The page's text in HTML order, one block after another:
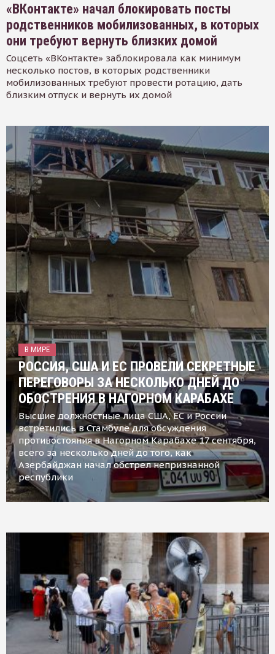
«ВКонтакте» начал блокировать посты
родственников мобилизованных, в которых
они требуют вернуть близких домой
Соцсеть «ВКонтакте» заблокировала как минимум
несколько постов, в которых родственники
мобилизованных требуют провести ротацию, дать
близким отпуск и вернуть их домой
В МИРЕ
РОССИЯ, США И ЕС ПРОВЕЛИ СЕКРЕТНЫЕ
ПЕРЕГОВОРЫ ЗА НЕСКОЛЬКО ДНЕЙ ДО
ОБОСТРЕНИЯ В НАГОРНОМ КАРАБАХЕ
Высшие должностные лица США, ЕС и России
встретились в Стамбуле для обсуждения
противостояния в Нагорном Карабахе 17 сентября,
всего за несколько дней до того, как
Азербайджан начал обстрел непризнанной
республики